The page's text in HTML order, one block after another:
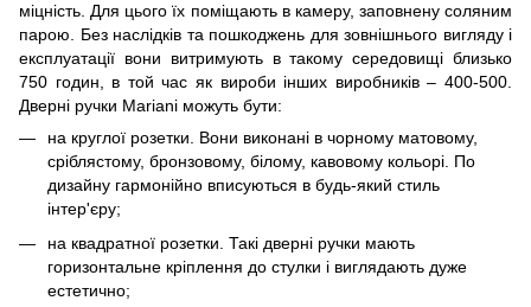
міцність. Для цього їх поміщають в камеру, заповнену соляним
парою. Без наслідків та пошкоджень для зовнішнього вигляду і
експлуатації вони витримують в такому середовищі близько
750 годин, в той час як вироби інших виробників – 400-500.
Дверні ручки Mariani можуть бути:
на круглої розетки. Вони виконані в чорному матовому,
сріблястому, бронзовому, білому, кавовому кольорі. По
дизайну гармонійно вписуються в будь-який стиль
інтер'єру;
на квадратної розетки. Такі дверні ручки мають
горизонтальне кріплення до стулки і виглядають дуже
естетично;